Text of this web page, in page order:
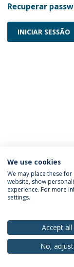
Recuperar
INICIAR SESSÃO
Política de
© 2026
We use cookies
We may place these
website, show
experience. For more
settings.
Accept all
No, adjust